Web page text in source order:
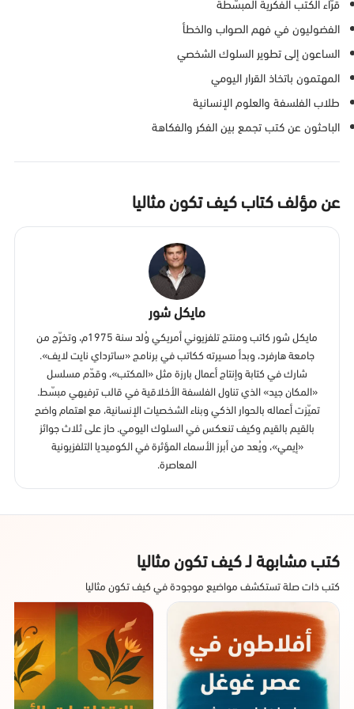
الفضوليون في فهم الصواب والخطأ
الساعون إلى تطوير السلوك الشخصي
المهتمون باتخاذ القرار اليومي
طلاب الفلسفة والعلوم الإنسانية
الباحثون عن كتب تجمع بين الفكر والفكاهة
عن مؤلف كتاب كيف تكون مثاليا
مايكل شور
مايكل شور كاتب ومنتج تلفزيوني أمريكي وُلد سنة 1975م، وتخرّج من
جامعة هارفرد، وبدأ مسيرته ككاتب في برنامج «ساترداي نايت لايف».
شارك في كتابة وإنتاج أعمال بارزة مثل «المكتب»، وقدّم مسلسل
«المكان جيد» الذي تناول الفلسفة الأخلاقية في قالب ترفيهي مبسّط.
تميّزت أعماله بالحوار الذكي وبناء الشخصيات الإنسانية، مع اهتمام واضح
بالقيم بالقيم وكيف تنعكس في السلوك اليومي. حاز على ثلاث جوائز
«إيمي»، ويُعد من أبرز الأسماء المؤثرة في الكوميديا التلفزيونية
المعاصرة.
كتب مشابهة لـ كيف تكون مثاليا
كتب ذات صلة تستكشف مواضيع موجودة في كيف تكون مثاليا